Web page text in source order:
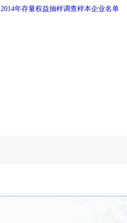
2014年存量权益抽样调查样本企业名单